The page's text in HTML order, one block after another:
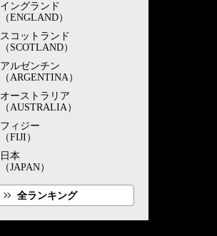
イングランド
（ENGLAND）
スコットランド
（SCOTLAND）
アルゼンチン
（ARGENTINA）
オーストラリア
（AUSTRALIA）
フィジー
（FIJI）
日本
（JAPAN）
全ランキング